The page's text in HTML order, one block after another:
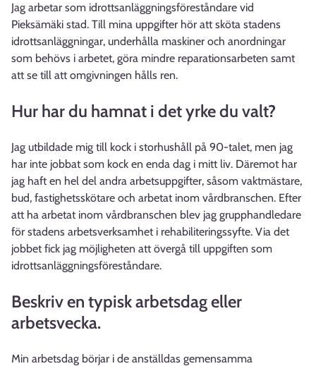
Jag arbetar som idrottsanläggningsföreståndare vid
Pieksämäki stad. Till mina uppgifter hör att sköta stadens
idrottsanläggningar, underhålla maskiner och anordningar
som behövs i arbetet, göra mindre reparationsarbeten samt
att se till att omgivningen hålls ren.
Hur har du hamnat i det yrke du valt?
Jag utbildade mig till kock i storhushåll på 90-talet, men jag
har inte jobbat som kock en enda dag i mitt liv. Däremot har
jag haft en hel del andra arbetsuppgifter, såsom vaktmästare,
bud, fastighetsskötare och arbetat inom vårdbranschen. Efter
att ha arbetat inom vårdbranschen blev jag grupphandledare
för stadens arbetsverksamhet i rehabiliteringssyfte. Via det
jobbet fick jag möjligheten att övergå till uppgiften som
idrottsanläggningsföreståndare.
Beskriv en typisk arbetsdag eller
arbetsvecka.
Min arbetsdag börjar i de anställdas gemensamma